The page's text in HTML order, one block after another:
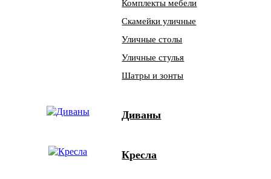
Комплекты мебели
Скамейки уличные
Уличные столы
Уличные стулья
Шатры и зонты
Диваны
Кресла